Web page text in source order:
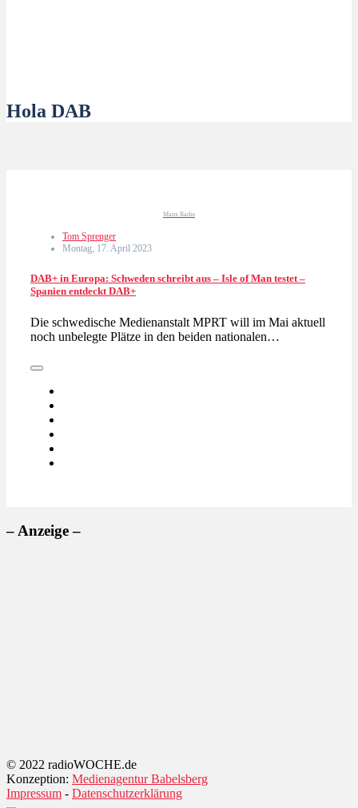
Hola DAB
Manx Radio
Tom Sprenger
Montag, 17. April 2023
DAB+ in Europa: Schweden schreibt aus – Isle of Man testet –
Spanien entdeckt DAB+
Die schwedische Medienanstalt MPRT will im Mai aktuell
noch unbelegte Plätze in den beiden nationalen…
– Anzeige –
© 2022 radioWOCHE.de
Konzeption: Medienagentur Babelsberg
Impressum - Datenschutzerklärung